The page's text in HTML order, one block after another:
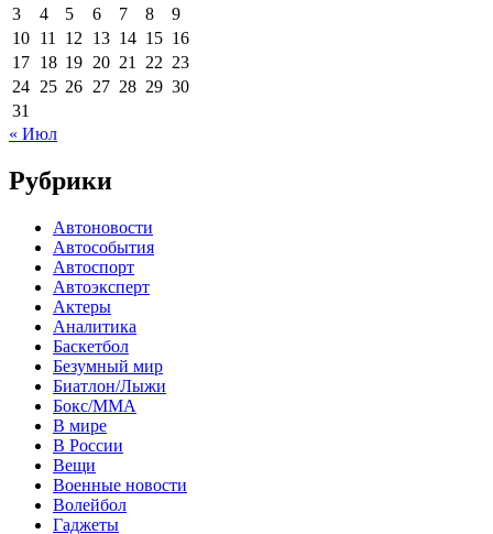
3
4 5 6 7 8
9
10 11 12 13 14 15 16
17 18 19 20 21 22 23
24 25 26 27 28 29 30
31
« Июл
Рубрики
Автоновости
Автособытия
Автоспорт
Автоэксперт
Актеры
Аналитика
Баскетбол
Безумный мир
Биатлон/Лыжи
Бокс/MMA
В мире
В России
Вещи
Военные новости
Волейбол
Гаджеты